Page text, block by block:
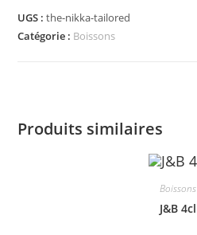
Nikka
Tailored
UGS :the-nikka-tailored
Catégorie : Boissons
Produits similaires
Boissons
J&B 4cl